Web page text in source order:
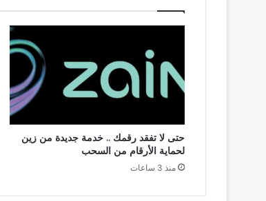
حتى لا تفقد رقمك .. خدمة جديدة من زين
لحماية الأرقام من السحب
منذ 3 ساعات